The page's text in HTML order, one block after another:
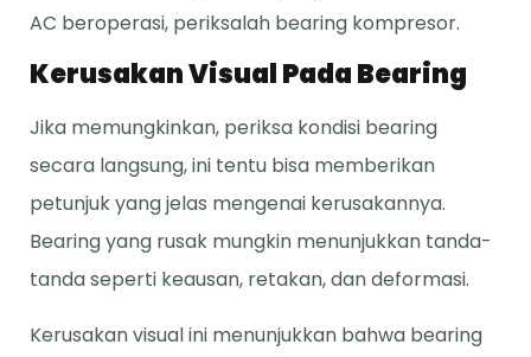
AC beroperasi, periksalah bearing kompresor.
Kerusakan Visual Pada Bearing
Jika memungkinkan, periksa kondisi bearing
secara langsung, ini tentu bisa memberikan
petunjuk yang jelas mengenai kerusakannya.
Bearing yang rusak mungkin menunjukkan tanda-
tanda seperti keausan, retakan, dan deformasi.
Kerusakan visual ini menunjukkan bahwa bearing